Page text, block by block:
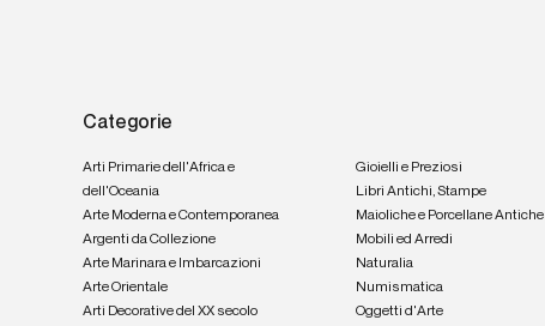
Categorie
Arti Primarie dell'Africa e
dell'Oceania
Arte Moderna e Contemporanea
Argenti da Collezione
Arte Marinara e Imbarcazioni
Arte Orientale
Arti Decorative del XX secolo
Gioielli e Preziosi
Libri Antichi, Stampe
Maioliche e Porcellane Antiche
Mobili ed Arredi
Naturalia
Numismatica
Oggetti d'Arte